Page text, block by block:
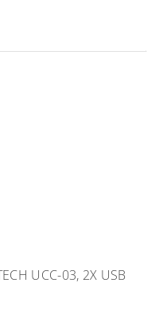
UCC-03, 2X USB